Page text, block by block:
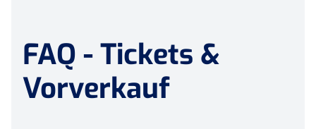
FAQ - Tickets &
Vorverkauf